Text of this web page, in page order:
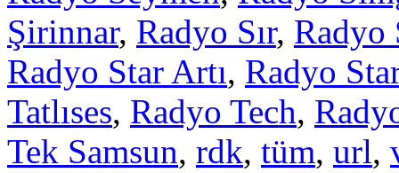
Şirinnar, Radyo Sır, Radyo
Radyo Star Artı, Radyo
Tatlıses, Radyo Tech,
Tek Samsun, rdk, tüm, url,